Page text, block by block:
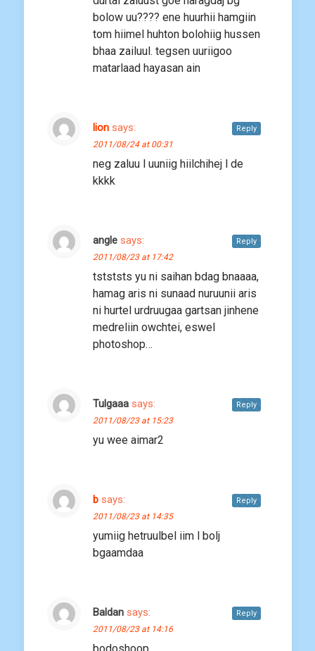
bolow uu???? ene huurhii hamgiin
tom hiimel huhton bolohiig hussen
bhaa zailuul. tegsen uuriigoo
matarlaad hayasan ain
lion says:
2011/08/24 at 00:31
neg zaluu l uuniig hiilchihej l de
kkkk
Reply
аngle says:
2011/08/23 at 17:42
tstststs yu ni saihan bdag bnaaaa,
hamag aris ni sunaad nuruunii aris
ni hurtel urdruugaa gartsan jinhene
medreliin owchtei, eswel
photoshop…
Reply
Tulgaaa says:
2011/08/23 at 15:23
yu wee aimar2
Reply
b says:
2011/08/23 at 14:35
yumiig hetruulbel iim l bolj
bgaamdaa
Reply
Baldan says:
2011/08/23 at 14:16
Reply